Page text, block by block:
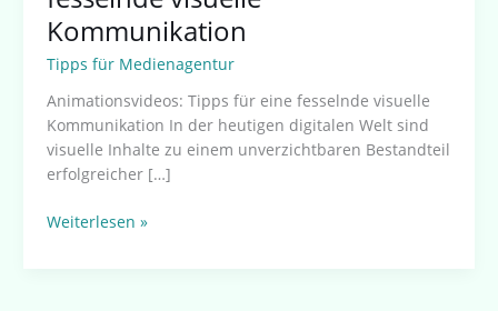
Kommunikation
Tipps für Medienagentur
Animationsvideos: Tipps für eine fesselnde visuelle
Kommunikation In der heutigen digitalen Welt sind
visuelle Inhalte zu einem unverzichtbaren Bestandteil
erfolgreicher […]
Weiterlesen »